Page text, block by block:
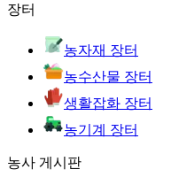
장터
농자재 장터
농수산물 장터
생활잡화 장터
농기계 장터
농사 게시판